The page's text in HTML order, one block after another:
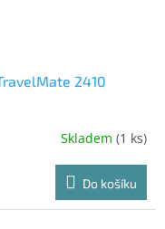
2410
Skladem (1 ks)
Do košíku